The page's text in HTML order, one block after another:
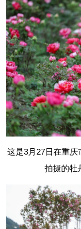
这是3月27日在重
拍摄的牡